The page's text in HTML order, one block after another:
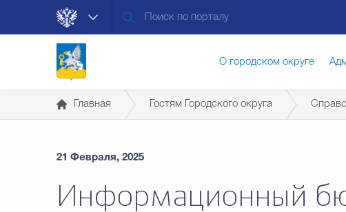
О городском округе
Главная Гостям Городского округа
21 Февраля, 2025
Информационный